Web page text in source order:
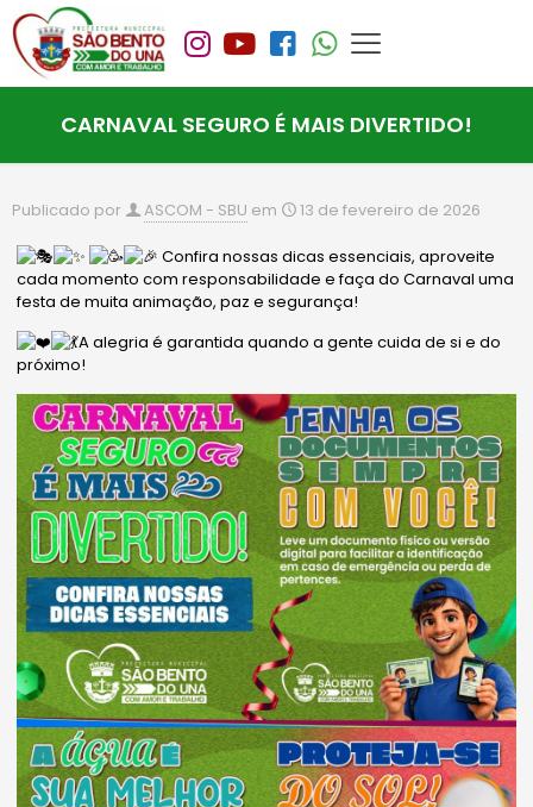
CARNAVAL SEGURO É MAIS DIVERTIDO!
Publicado por ASCOM - SBU em 13 de fevereiro de 2026
Confira nossas dicas essenciais, aproveite
cada momento com responsabilidade e faça do Carnaval uma
festa de muita animação, paz e segurança!
A alegria é garantida quando a gente cuida de si e do
próximo!